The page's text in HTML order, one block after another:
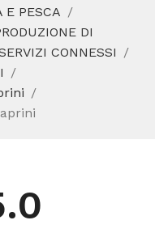
E PESCA
DI
CONNESSI